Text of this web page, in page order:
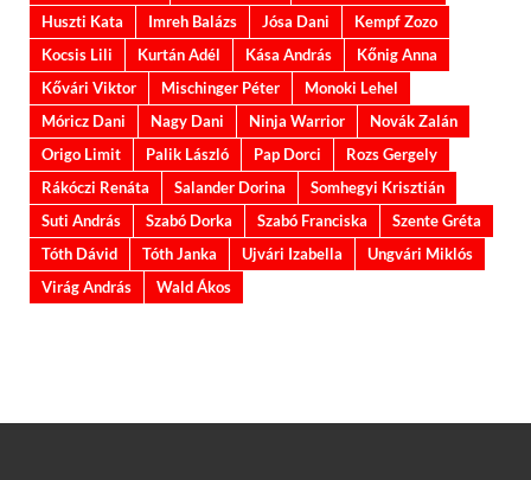
Huszti Kata
Imreh Balázs Jósa Dani
Kempf Zozo
Kocsis Lili
Kurtán Adél Kása András
Kőnig Anna
Kővári Viktor
Mischinger Péter
Monoki Lehel
Móricz Dani
Nagy Dani Ninja Warrior
Novák Zalán
Origo Limit
Palik László Pap Dorci
Rozs Gergely
Rákóczi Renáta
Salander Dorina
Somhegyi Krisztián
Suti András
Szabó Dorka Szabó Franciska
Szente Gréta
Tóth Dávid
Tóth Janka Ujvári Izabella
Ungvári Miklós
Virág András
Wald Ákos